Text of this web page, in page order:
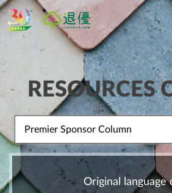
RESOURCES
Premier Sponsor Column
Original language